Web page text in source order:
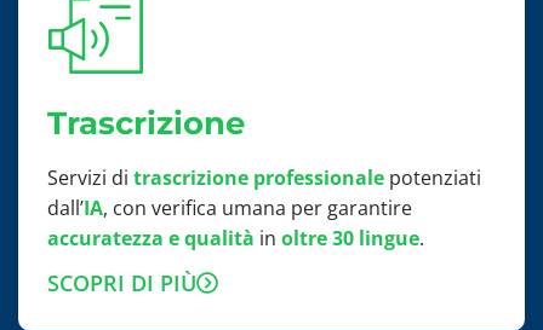
Trascrizione
Servizi di trascrizione professionale potenziati
dall’IA, con verifica umana per garantire
accuratezza e qualità in oltre 30 lingue.
SCOPRI DI PIÙ